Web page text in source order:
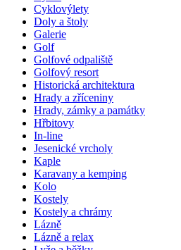
Cyklovýlety
Doly a štoly
Galerie
Golf
Golfové odpaliště
Golfový resort
Historická architektura
Hrady a zříceniny
Hrady, zámky a památky
Hřbitovy
In-line
Jesenické vrcholy
Kaple
Karavany a kemping
Kolo
Kostely
Kostely a chrámy
Lázně
Lázně a relax